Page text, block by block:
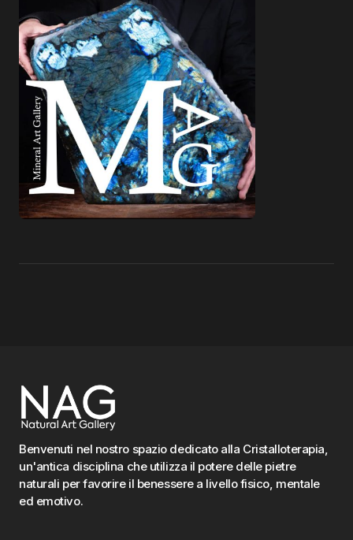
Benvenuti nel nostro spazio dedicato alla Cristalloterapia,
un'antica disciplina che utilizza il potere delle pietre
naturali per favorire il benessere a livello fisico, mentale
ed emotivo.